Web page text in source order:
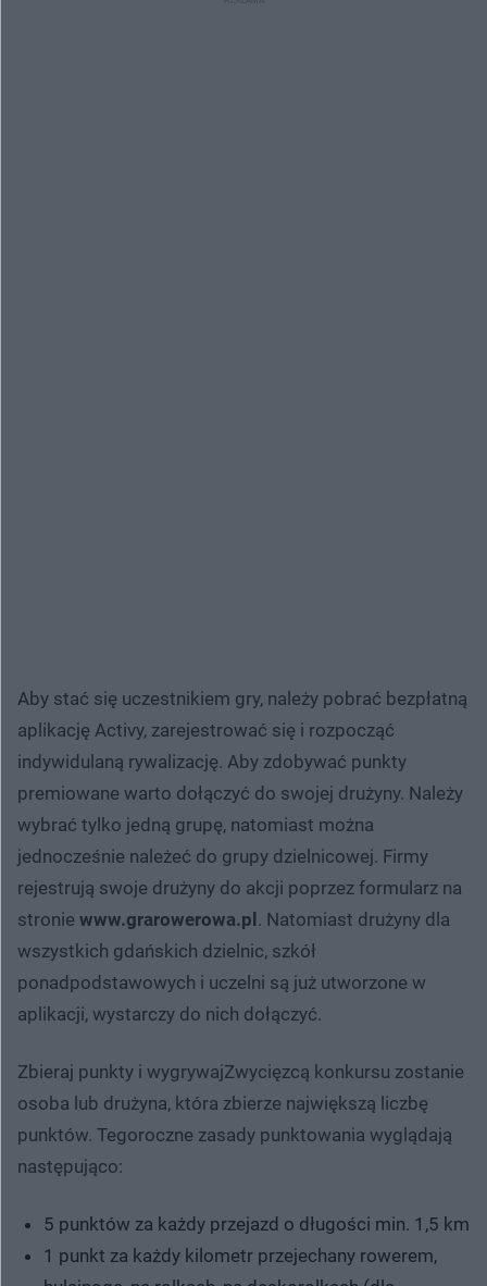
Aby stać się uczestnikiem gry, należy pobrać bezpłatną
aplikację Activy, zarejestrować się i rozpocząć
indywidulaną rywalizację. Aby zdobywać punkty
premiowane warto dołączyć do swojej drużyny. Należy
wybrać tylko jedną grupę, natomiast można
jednocześnie należeć do grupy dzielnicowej. Firmy
rejestrują swoje drużyny do akcji poprzez formularz na
stronie www.grarowerowa.pl. Natomiast drużyny dla
wszystkich gdańskich dzielnic, szkół
ponadpodstawowych i uczelni są już utworzone w
aplikacji, wystarczy do nich dołączyć.
Zbieraj punkty i wygrywajZwycięzcą konkursu zostanie
osoba lub drużyna, która zbierze największą liczbę
punktów. Tegoroczne zasady punktowania wyglądają
następująco:
5 punktów za każdy przejazd o długości min. 1,5 km
1 punkt za każdy kilometr przejechany rowerem,